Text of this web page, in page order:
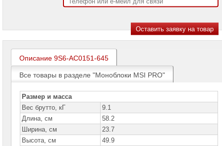
Acer
Моноблоки
ASUS
Моноблоки
Моноблоки
HP
Моноблоки
Dell
Optiplex
Описание 9S6-AC0151-645
Все товары в разделе "Моноблоки MSI PRO"
Размер и масса
Вес брутто, кГ
9.1
Длина, см
58.2
Ширина, см
23.7
Высота, см
49.9